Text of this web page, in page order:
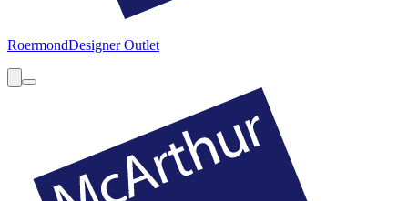
RoermondDesigner Outlet